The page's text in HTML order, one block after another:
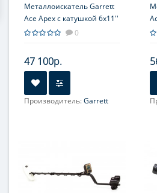
Металлоискатель Garrett
Ace Apex с катушкой 6х11''
0
47 100р.
Производитель:Garrett